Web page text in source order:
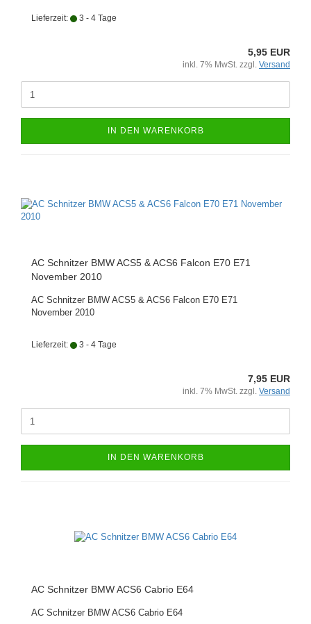
Lieferzeit: 3 - 4 Tage
5,95 EUR
inkl. 7% MwSt. zzgl. Versand
IN DEN WARENKORB
AC Schnitzer BMW ACS5 & ACS6 Falcon E70 E71
November 2010
AC Schnitzer BMW ACS5 & ACS6 Falcon E70 E71
November 2010
Lieferzeit: 3 - 4 Tage
7,95 EUR
inkl. 7% MwSt. zzgl. Versand
IN DEN WARENKORB
AC Schnitzer BMW ACS6 Cabrio E64
AC Schnitzer BMW ACS6 Cabrio E64